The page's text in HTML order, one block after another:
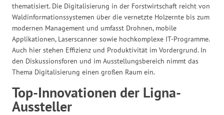
thematisiert. Die Digitalisierung in der Forstwirtschaft reicht von
Waldinformationssystemen über die vernetzte Holzernte bis zum
modernen Management und umfasst Drohnen, mobile
Applikationen, Laserscanner sowie hochkomplexe IT-Programme.
Auch hier stehen Effizienz und Produktivität im Vordergrund. In
den Diskussionsforen und im Ausstellungsbereich nimmt das
Thema Digitalisierung einen großen Raum ein.
Top-Innovationen der Ligna-
Aussteller